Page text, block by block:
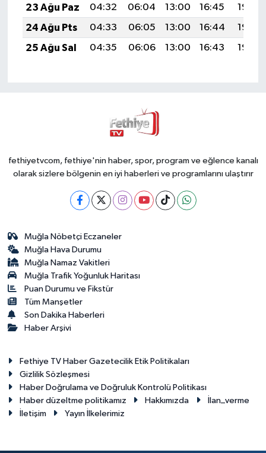
23 Ağu Paz
04:32 06:04 13:00 16:45
19:46
24 Ağu Pts
04:33 06:05 13:00 16:44
19:45
25 Ağu Sal
04:35 06:06 13:00 16:43 19:43
fethiyetvcom, fethiye'nin haber, spor, program ve eğlence kanalı
olarak sizlere bölgenin en iyi haberleri ve programlarını ulaştırır
Muğla Nöbetçi Eczaneler
Muğla Hava Durumu
Muğla Namaz Vakitleri
Muğla Trafik Yoğunluk Haritası
Puan Durumu ve Fikstür
Tüm Manşetler
Son Dakika Haberleri
Haber Arşivi
Fethiye TV Haber Gazetecilik Etik Politikaları
Gizlilik Sözleşmesi
Haber Doğrulama ve Doğruluk Kontrolü Politikası
Haber düzeltme politikamız
Hakkımızda
İlan_verme
İletişim
Yayın İlkelerimiz